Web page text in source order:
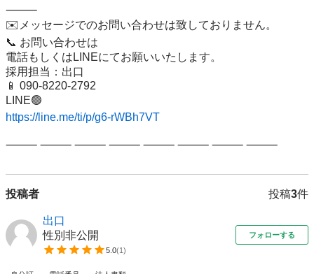
⸻
✉️メッセージでのお問い合わせは致しておりません。
📞 お問い合わせは
電話もしくはLINEにてお願いいたします。
採用担当：出口
📱 090-8220-2792
https://line.me/ti/p/g6-rWBh7VT
⸻ ⸻ ⸻ ⸻ ⸻ ⸻ ⸻ ⸻
投稿者 投稿3件
出口
性別非公開
5.0(1)
フォローする